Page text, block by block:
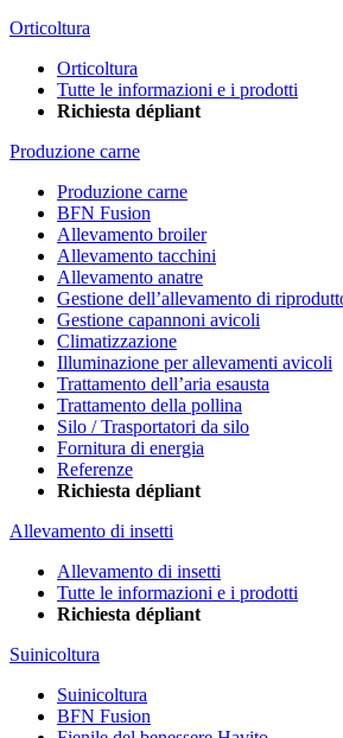
Orticoltura
Orticoltura
Tutte le informazioni e i prodotti
Richiesta dépliant
Produzione carne
Produzione carne
BFN Fusion
Allevamento broiler
Allevamento tacchini
Allevamento anatre
Gestione dell’allevamento di
Gestione capannoni avicoli
Climatizzazione
Illuminazione per allevamenti avicoli
Trattamento dell’aria esausta
Trattamento della pollina
Silo / Trasportatori da silo
Fornitura di energia
Referenze
Richiesta dépliant
Allevamento di insetti
Allevamento di insetti
Tutte le informazioni e i prodotti
Richiesta dépliant
Suinicoltura
Suinicoltura
BFN Fusion